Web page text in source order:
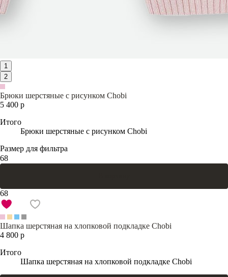
1
2
Брюки шерстяные с рисунком Chobi
5 400 р
Итого
Брюки шерстяные с рисунком Chobi
Размер для фильтра
68
68
Шапка шерстяная на хлопковой подкладке Chobi
4 800 р
Итого
Шапка шерстяная на хлопковой подкладке Chobi